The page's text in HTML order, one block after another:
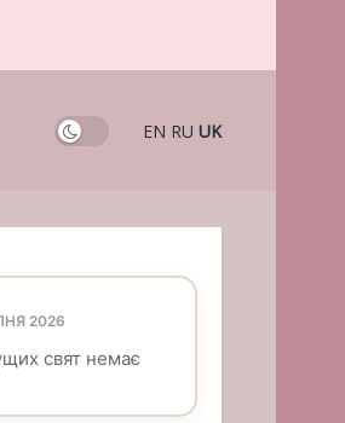
EN RU UK
2026
свят немає